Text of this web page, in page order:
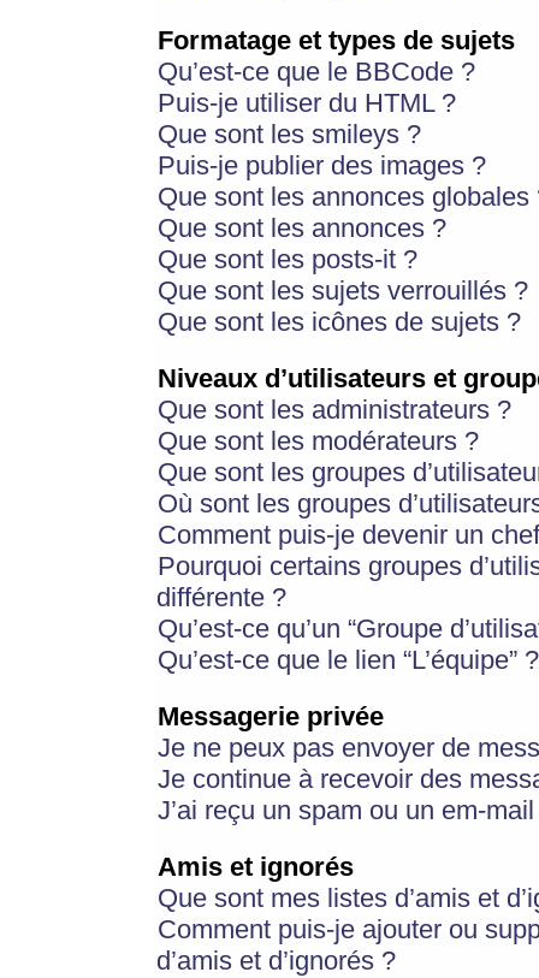
Formatage et types de sujets
Qu’est-ce que le BBCode ?
Puis-je utiliser du HTML ?
Que sont les smileys ?
Puis-je publier des images ?
Que sont les annonces globales
Que sont les annonces ?
Que sont les posts-it ?
Que sont les sujets verrouillés ?
Que sont les icônes de sujets ?
Niveaux d’utilisateurs et
Que sont les administrateurs ?
Que sont les modérateurs ?
Que sont les groupes
Où sont les groupes
Comment puis-je devenir un
Pourquoi certains groupes
différente ?
Qu’est-ce qu’un “Groupe
Qu’est-ce que le lien “L’équipe” ?
Messagerie privée
Je ne peux pas envoyer de
Je continue à recevoir des
J’ai reçu un spam ou un em-
Amis et ignorés
Que sont mes listes d’amis et
Comment puis-je ajouter ou
d’amis et d’ignorés ?